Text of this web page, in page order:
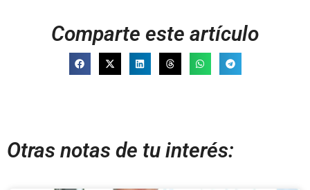
Comparte este artículo
Otras notas de tu interés: